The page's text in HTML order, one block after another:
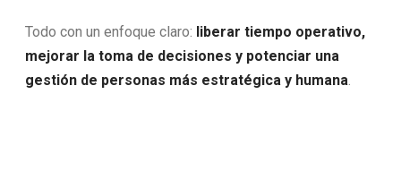
Todo con un enfoque claro: liberar tiempo operativo,
mejorar la toma de decisiones y potenciar una
gestión de personas más estratégica y humana.